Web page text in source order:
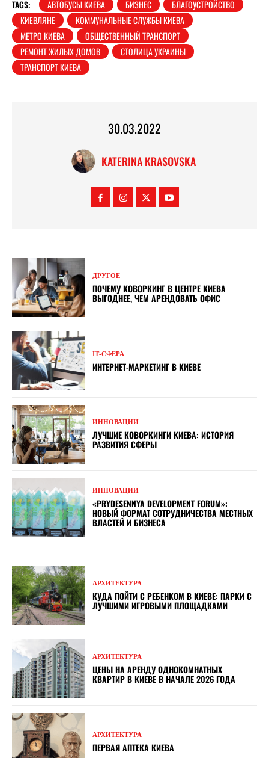
TAGS: АВТОБУСЫ КИЕВА БИЗНЕС
БЛАГОУСТРОЙСТВО
КИЕВЛЯНЕ
КОММУНАЛЬНЫЕ СЛУЖБЫ КИЕВА
МЕТРО КИЕВА
ОБЩЕСТВЕННЫЙ ТРАНСПОРТ
РЕМОНТ ЖИЛЫХ ДОМОВ
СТОЛИЦА УКРАИНЫ
ТРАНСПОРТ КИЕВА
30.03.2022
KATERINA KRASOVSKA
ДРУГОЕ
ПОЧЕМУ КОВОРКИНГ В ЦЕНТРЕ КИЕВА
ВЫГОДНЕЕ, ЧЕМ АРЕНДОВАТЬ ОФИС
ІТ-СФЕРА
ИНТЕРНЕТ-МАРКЕТИНГ В КИЕВЕ
ИННОВАЦИИ
ЛУЧШИЕ КОВОРКИНГИ КИЕВА: ИСТОРИЯ
РАЗВИТИЯ СФЕРЫ
ИННОВАЦИИ
«PRYDESENNYA DEVELOPMENT FORUM»:
НОВЫЙ ФОРМАТ СОТРУДНИЧЕСТВА МЕСТНЫХ
ВЛАСТЕЙ И БИЗНЕСА
АРХИТЕКТУРА
КУДА ПОЙТИ С РЕБЕНКОМ В КИЕВЕ: ПАРКИ С
ЛУЧШИМИ ИГРОВЫМИ ПЛОЩАДКАМИ
АРХИТЕКТУРА
ЦЕНЫ НА АРЕНДУ ОДНОКОМНАТНЫХ
КВАРТИР В КИЕВЕ В НАЧАЛЕ 2026 ГОДА
АРХИТЕКТУРА
ПЕРВАЯ АПТЕКА КИЕВА